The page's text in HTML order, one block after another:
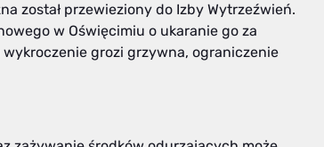
został przewieziony do Izby Wytrzeźwień.
w Oświęcimiu o ukaranie go za
grozi grzywna, ograniczenie